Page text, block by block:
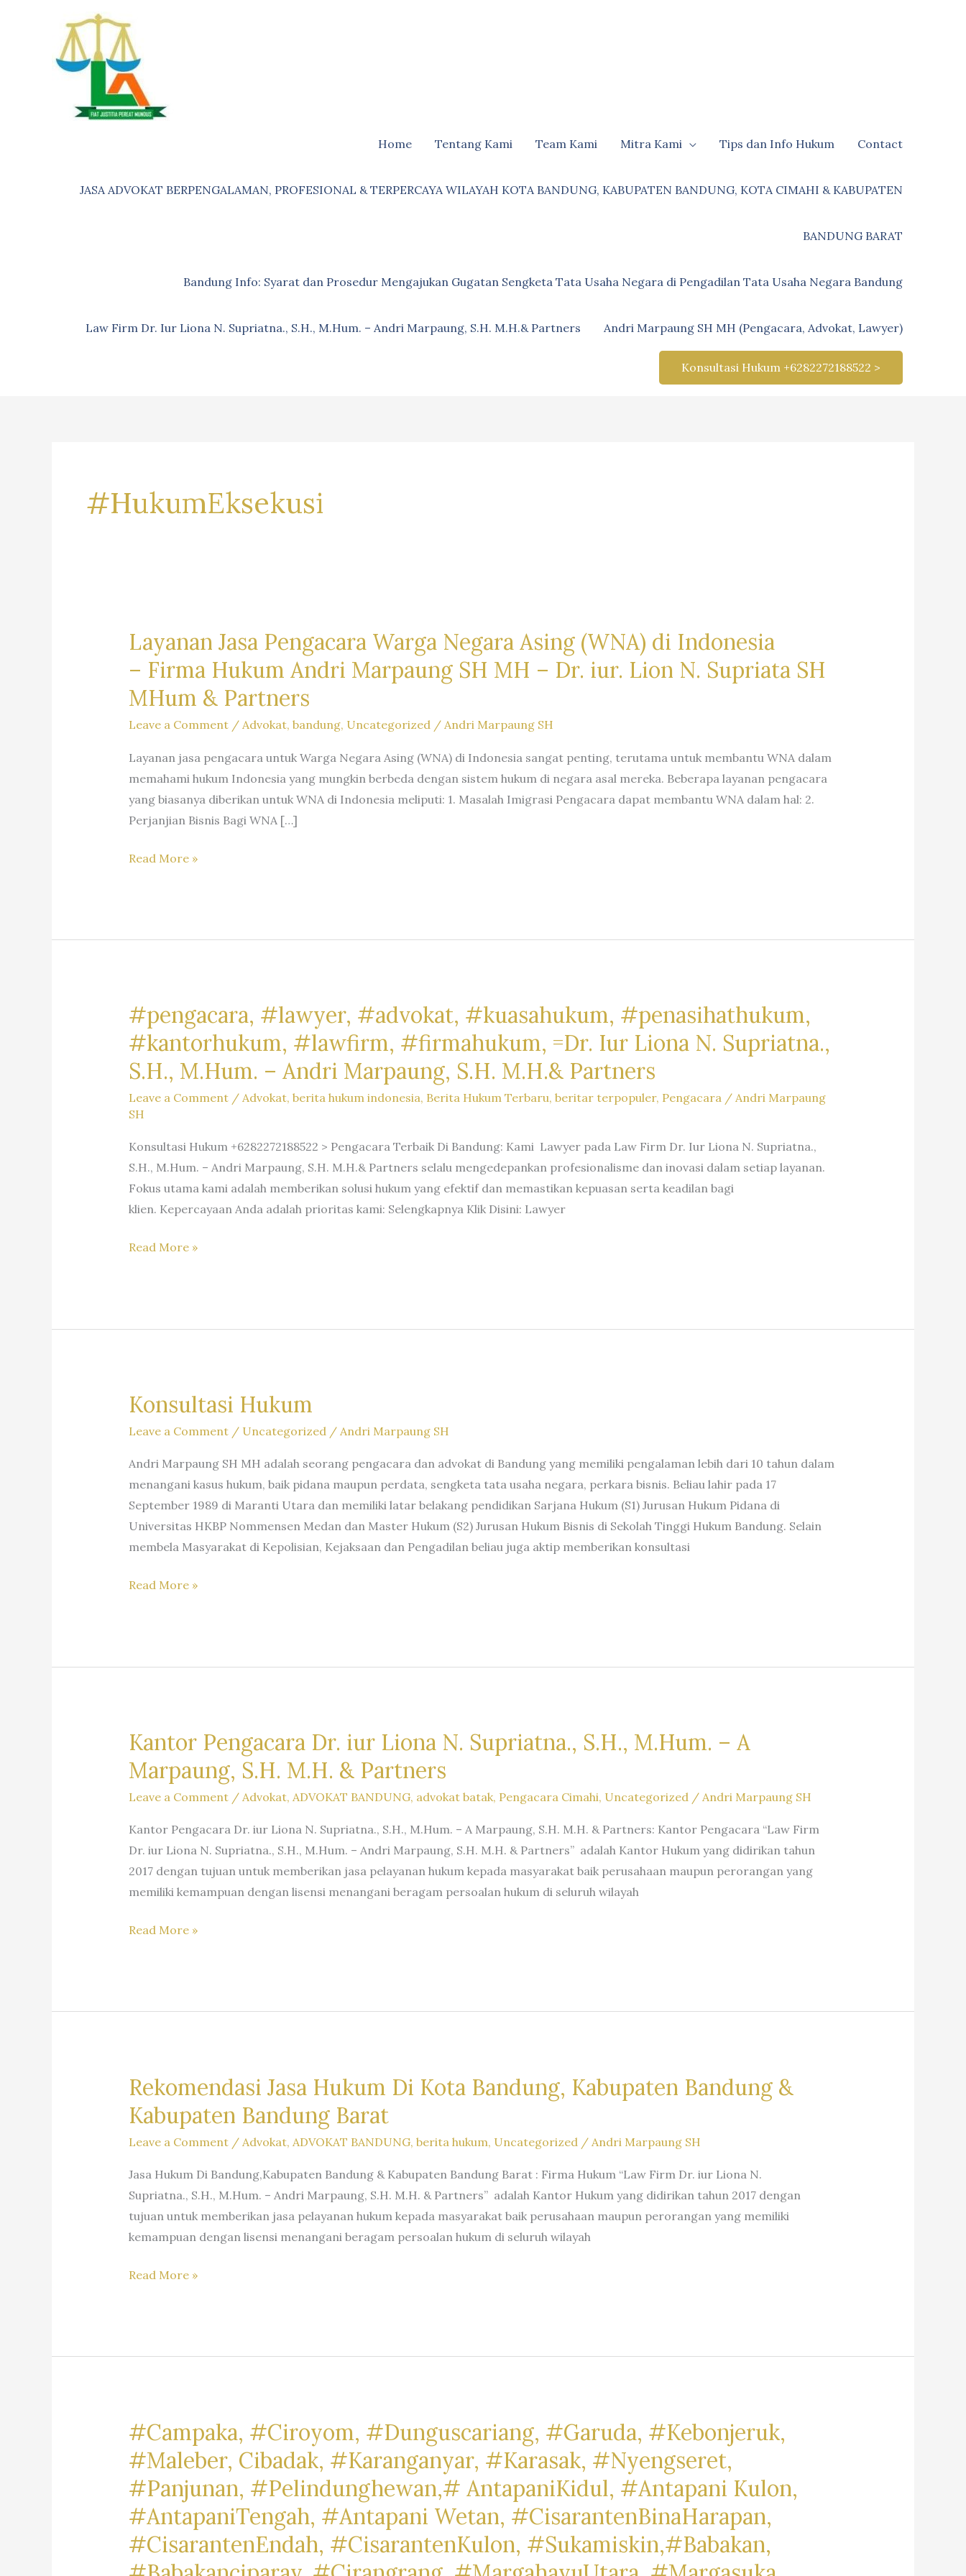
Home Tentang Kami Team Kami Mitra Kami Tips dan Info Hukum Contact
JASA ADVOKAT BERPENGALAMAN, PROFESIONAL & TERPERCAYA WILAYAH KOTA BANDUNG, KABUPATEN BANDUNG, KOTA CIMAHI & KABUPATEN
BANDUNG BARAT
Bandung Info: Syarat dan Prosedur Mengajukan Gugatan Sengketa Tata Usaha Negara di Pengadilan Tata Usaha Negara Bandung
Law Firm Dr. Iur Liona N. Supriatna., S.H., M.Hum. – Andri Marpaung, S.H. M.H.& Partners Andri Marpaung SH MH (Pengacara, Advokat, Lawyer)
Konsultasi Hukum +6282272188522 >
#HukumEksekusi
Layanan Jasa Pengacara Warga Negara Asing (WNA) di Indonesia
– Firma Hukum Andri Marpaung SH MH – Dr. iur. Lion N. Supriata SH
MHum & Partners
Leave a Comment / Advokat, bandung, Uncategorized/ Andri Marpaung SH
Layanan jasa pengacara untuk Warga Negara Asing (WNA) di Indonesia sangat penting, terutama untuk membantu WNA dalam
memahami hukum Indonesia yang mungkin berbeda dengan sistem hukum di negara asal mereka. Beberapa layanan pengacara
yang biasanya diberikan untuk WNA di Indonesia meliputi: 1. Masalah Imigrasi Pengacara dapat membantu WNA dalam hal: 2.
Perjanjian Bisnis Bagi WNA […]
Layanan
Negara
di
Indonesia
–Firma
Hukum
Marpaung
MH
–
Dr.
iur.
N.
Read More »
#pengacara, #lawyer, #advokat, #kuasahukum, #penasihathukum,
#kantorhukum, #lawfirm, #firmahukum, =Dr. Iur Liona N. Supriatna.,
S.H., M.Hum. – Andri Marpaung, S.H. M.H.& Partners
Leave a Comment / Advokat, berita hukum indonesia, Berita Hukum Terbaru, beritar terpopuler, Pengacara/ Andri Marpaung
SH
Konsultasi Hukum +6282272188522 > Pengacara Terbaik Di Bandung: Kami Lawyer pada Law Firm Dr. Iur Liona N. Supriatna.,
S.H., M.Hum. – Andri Marpaung, S.H. M.H.& Partners selalu mengedepankan profesionalisme dan inovasi dalam setiap layanan.
Fokus utama kami adalah memberikan solusi hukum yang efektif dan memastikan kepuasan serta keadilan bagi
klien. Kepercayaan Anda adalah prioritas kami: Selengkapnya Klik Disini: Lawyer
#pengacara,
#penasihathukum,
#firmahukum,
=Dr.
Iur
Andri
Partners
Read More »
Konsultasi Hukum
Leave a Comment / Uncategorized/ Andri Marpaung SH
Andri Marpaung SH MH adalah seorang pengacara dan advokat di Bandung yang memiliki pengalaman lebih dari 10 tahun dalam
menangani kasus hukum, baik pidana maupun perdata, sengketa tata usaha negara, perkara bisnis. Beliau lahir pada 17
September 1989 di Maranti Utara dan memiliki latar belakang pendidikan Sarjana Hukum (S1) Jurusan Hukum Pidana di
Universitas HKBP Nommensen Medan dan Master Hukum (S2) Jurusan Hukum Bisnis di Sekolah Tinggi Hukum Bandung. Selain
membela Masyarakat di Kepolisian, Kejaksaan dan Pengadilan beliau juga aktip memberikan konsultasi
Konsultasi
Read More »
Kantor Pengacara Dr. iur Liona N. Supriatna., S.H., M.Hum. – A
Marpaung, S.H. M.H. & Partners
Leave a Comment / Advokat, ADVOKAT BANDUNG, advokat batak, Pengacara Cimahi, Uncategorized/ Andri Marpaung SH
Kantor Pengacara Dr. iur Liona N. Supriatna., S.H., M.Hum. – A Marpaung, S.H. M.H. & Partners: Kantor Pengacara “Law Firm
Dr. iur Liona N. Supriatna., S.H., M.Hum. – Andri Marpaung, S.H. M.H. & Partners” adalah Kantor Hukum yang didirikan tahun
2017 dengan tujuan untuk memberikan jasa pelayanan hukum kepada masyarakat baik perusahaan maupun perorangan yang
memiliki kemampuan dengan lisensi menangani beragam persoalan hukum di seluruh wilayah
Kantor
Liona
A
Marpaung,
S.H.
&
Partners
Read More »
Rekomendasi Jasa Hukum Di Kota Bandung, Kabupaten Bandung &
Kabupaten Bandung Barat
Leave a Comment / Advokat, ADVOKAT BANDUNG, berita hukum, Uncategorized / Andri Marpaung SH
Jasa Hukum Di Bandung,Kabupaten Bandung & Kabupaten Bandung Barat : Firma Hukum “Law Firm Dr. iur Liona N.
Supriatna., S.H., M.Hum. – Andri Marpaung, S.H. M.H. & Partners” adalah Kantor Hukum yang didirikan tahun 2017 dengan
tujuan untuk memberikan jasa pelayanan hukum kepada masyarakat baik perusahaan maupun perorangan yang memiliki
kemampuan dengan lisensi menangani beragam persoalan hukum di seluruh wilayah
Rekomendasi
Kota
Bandung
&
Kabupaten
Bandung
Read More »
#Campaka, #Ciroyom, #Dunguscariang, #Garuda, #Kebonjeruk,
#Maleber, Cibadak, #Karanganyar, #Karasak, #Nyengseret,
#Panjunan, #Pelindunghewan,# AntapaniKidul, #Antapani Kulon,
#AntapaniTengah, #Antapani Wetan, #CisarantenBinaHarapan,
#CisarantenEndah, #CisarantenKulon, #Sukamiskin,#Babakan,